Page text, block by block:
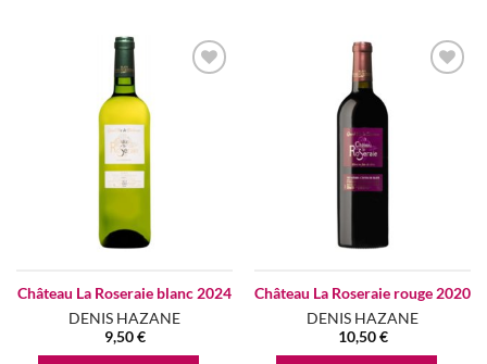
Château La Roseraie blanc 2024
DENIS HAZANE
9,50€
Château La Roseraie rouge 2020
DENIS HAZANE
10,50€